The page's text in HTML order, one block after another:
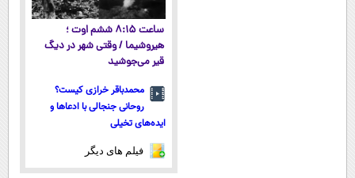
ساعت ۸:۱۵ ششم اوت ؛
هیروشیما / وقتی شهر در دیگ
قیر می‌جوشید
محمدباقر خرازی کیست؟
روحانی جنجالی با ادعاها و
ایده‌های تخیلی
فیلم های دیگر